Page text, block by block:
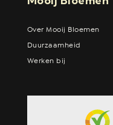
Over Mooij Bloemen
Duurzaamheid
Werken bij